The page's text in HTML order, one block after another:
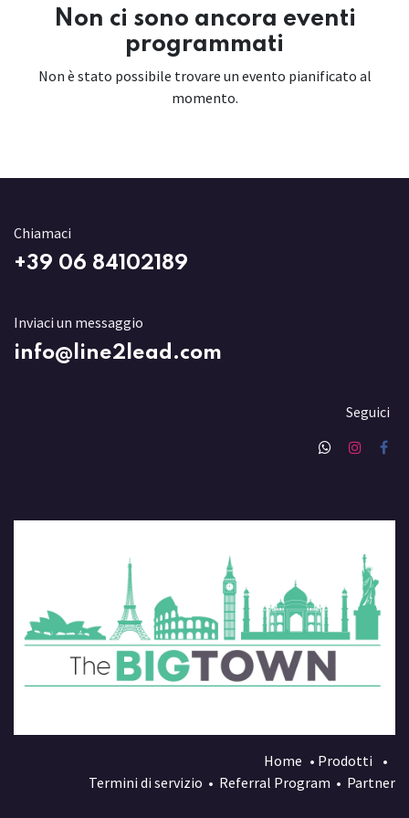
Non ci sono ancora eventi
programmati
Non è stato possibile trovare un evento pianificato al
momento.
Chiamaci
+39 06 84102189
Inviaci un messaggio
info@line2lead.com
Seguici
Home • Prodotti
•
Termini di servizio • Referral Program • Partner